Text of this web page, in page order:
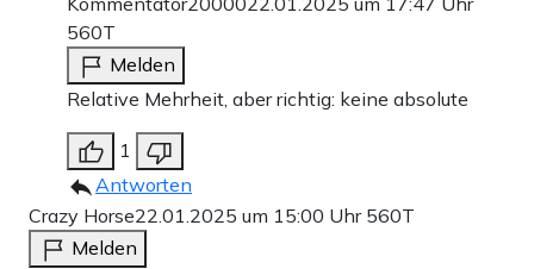
560T
Melden
Relative Mehrheit, aber richtig: keine absolute
1
Antworten
Crazy Horse22.01.2025 um 15:00 Uhr 560T
Melden